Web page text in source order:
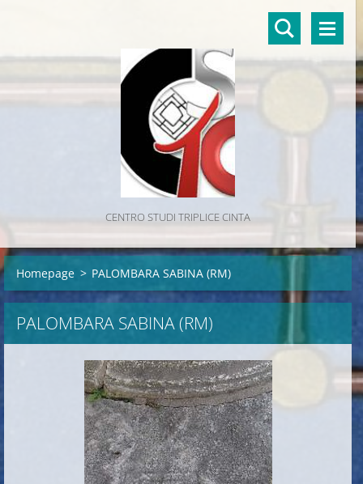
CENTRO STUDI TRIPLICE CINTA
Homepage > PALOMBARA SABINA (RM)
PALOMBARA SABINA (RM)